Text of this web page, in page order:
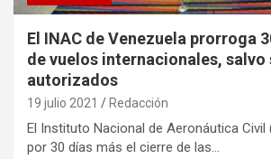
El INAC de Venezuela prorroga
de vuelos internacionales,
autorizados
19 julio 2021 Redacción
El Instituto Nacional de Aeronáutica Civil
por 30 días más el cierre de las…